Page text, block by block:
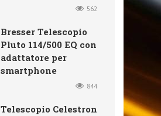
562
Bresser Telescopio
Pluto 114/500 EQ con
adattatore per
smartphone
844
Telescopio Celestron